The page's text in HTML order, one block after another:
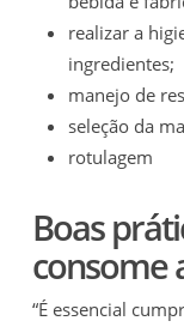
realizar a
ingredientes;
manejo de
seleção da
rotulagem
Boas
consome
“É essencial